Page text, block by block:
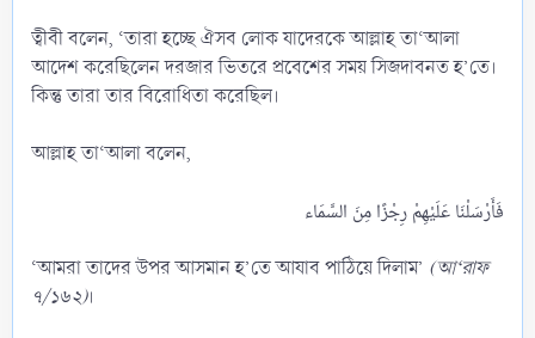
ত্বীবী বলেন, ‘তারা হচ্ছে ঐসব লোক যাদেরকে আল্লাহ তা‘আলা
আদেশ করেছিলেন দরজার ভিতরে প্রবেশের সময় সিজদাবনত হ’তে।
কিন্তু তারা তার বিরোধিতা করেছিল।
আল্লাহ তা‘আলা বলেন,
‘আমরা তাদের উপর আসমান হ’তে আযাব পাঠিয়ে দিলাম’ (আ‘রাফ
৭/১৬২)।